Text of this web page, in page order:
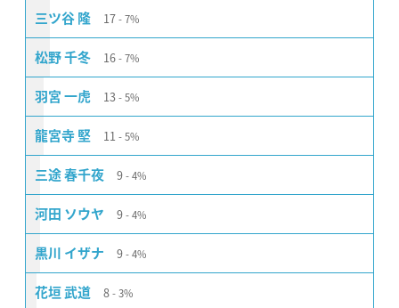
三ツ谷 隆 17 7%
松野 千冬 16 7%
羽宮 一虎 13 5%
龍宮寺 堅 11 5%
三途 春千夜 9 4%
河田 ソウヤ 9 4%
黒川 イザナ 9 4%
花垣 武道 8 3%